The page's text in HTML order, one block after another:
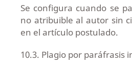
Se configura cuando se
no atribuible al autor sin
en el artículo postulado.
10.3. Plagio por paráfrasis